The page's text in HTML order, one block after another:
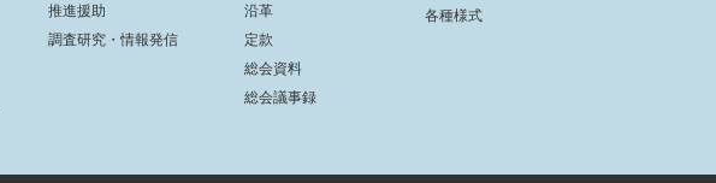
推進援助
調査研究・情報発信
沿革
定款
総会資料
総会議事録
各種様式